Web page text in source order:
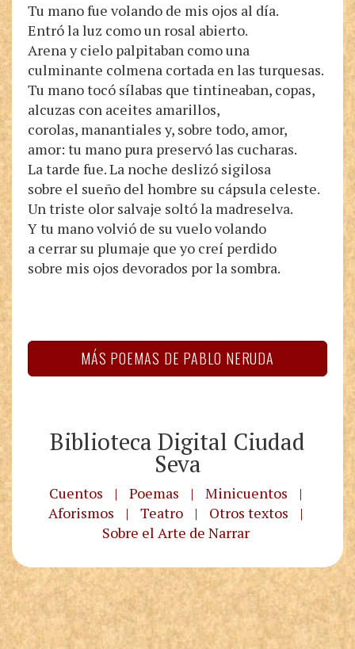
Tu mano fue volando de mis ojos al día.
Entró la luz como un rosal abierto.
Arena y cielo palpitaban como una
culminante colmena cortada en las turquesas.
Tu mano tocó sílabas que tintineaban, copas,
alcuzas con aceites amarillos,
corolas, manantiales y, sobre todo, amor,
amor: tu mano pura preservó las cucharas.
La tarde fue. La noche deslizó sigilosa
sobre el sueño del hombre su cápsula celeste.
Un triste olor salvaje soltó la madreselva.
Y tu mano volvió de su vuelo volando
a cerrar su plumaje que yo creí perdido
sobre mis ojos devorados por la sombra.
MÁS POEMAS DE PABLO NERUDA
Biblioteca Digital Ciudad
Seva
Cuentos | Poemas | Minicuentos
|
Aforismos
| Teatro | Otros textos
|
Sobre el Arte de Narrar